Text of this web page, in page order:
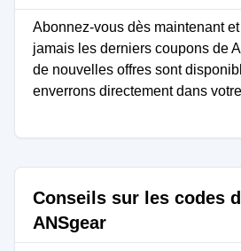
Abonnez-vous dès maintenant
jamais les derniers coupons de
de nouvelles offres sont
enverrons directement dans
Conseils sur les codes
ANSgear